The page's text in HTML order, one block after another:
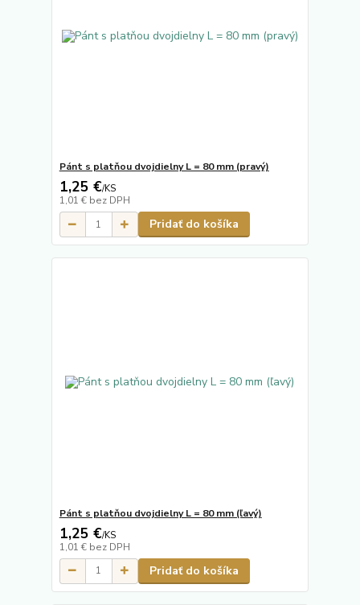
Pánt s platňou dvojdielny L = 80 mm (pravý)
1,25 €/KS
1,01 € bez DPH
Pridať do košíka
Pánt s platňou dvojdielny L = 80 mm (ľavý)
1,25 €/KS
1,01 € bez DPH
Pridať do košíka